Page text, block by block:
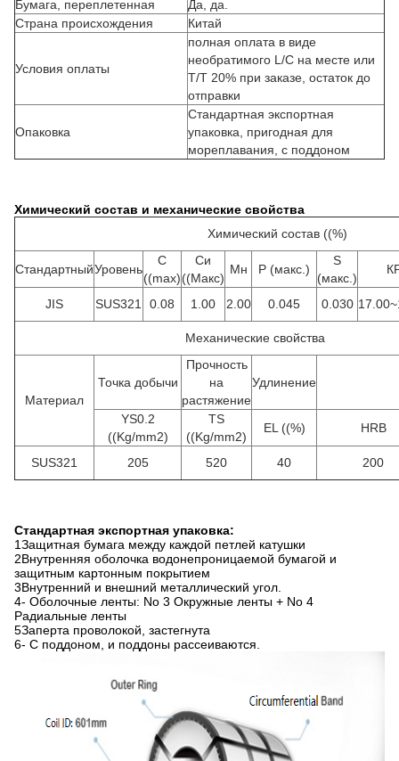
Бумага, переплетенная
Да, да.
Страна происхождения
Китай
Условия оплаты
полная оплата в виде
необратимого L/C на месте или
T/T 20% при заказе, остаток до
отправки
Опаковка
Стандартная экспортная
упаковка, пригодная для
мореплавания, с поддоном
Химический состав и механические свойства
Химический состав ((%)
СтандартныйУровень
C
((max)
Си
((Макс)
Мн P (макс.)
S
(макс.)
JIS SUS321 0.08 1.00 2.00 0.045 0.030
Механические свойства
Материал
Точка добычи
Прочность
на
растяжение
Удлинение
YS0.2
((Kg/mm2)
TS
((Kg/mm2)
EL ((%) HRB
SUS321 205 520 40 200
Стандартная экспортная упаковка:
1Защитная бумага между каждой петлей катушки
2Внутренняя оболочка водонепроницаемой бумагой и
защитным картонным покрытием
3Внутренний и внешний металлический угол.
4- Оболочные ленты: No 3 Окружные ленты + No 4
Радиальные ленты
5Заперта проволокой, застегнута
6- С поддоном, и поддоны рассеиваются.